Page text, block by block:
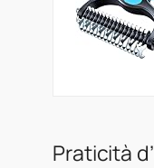
Praticità